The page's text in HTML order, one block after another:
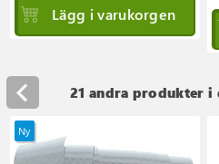
Lägg i varukorgen
21 andra produkter i
Ny